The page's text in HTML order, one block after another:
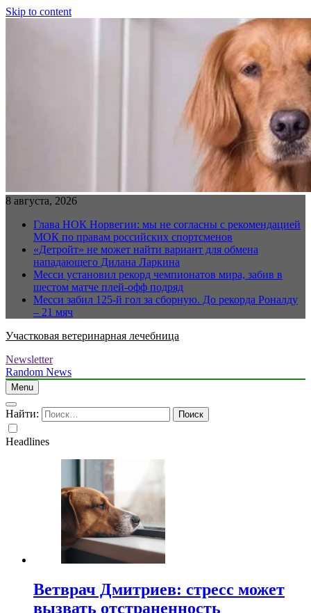
Skip to content
8 августа, 2026
Глава НОК Норвегии: мы не согласны с рекомендацией
МОК по правам российских спортсменов
«Детройт» не может найти вариант для обмена
нападающего Дилана Ларкина
Месси установил рекорд чемпионатов мира, забив в
шестом матче плей‑офф подряд
Месси забил 125-й гол за сборную. До рекорда Роналду
– 21 мяч
Участковая ветеринарная лечебница
Newsletter
Random News
Menu
Найти:
Headlines
Ветврач Дмитриев: стресс может
вызвать отстраненность